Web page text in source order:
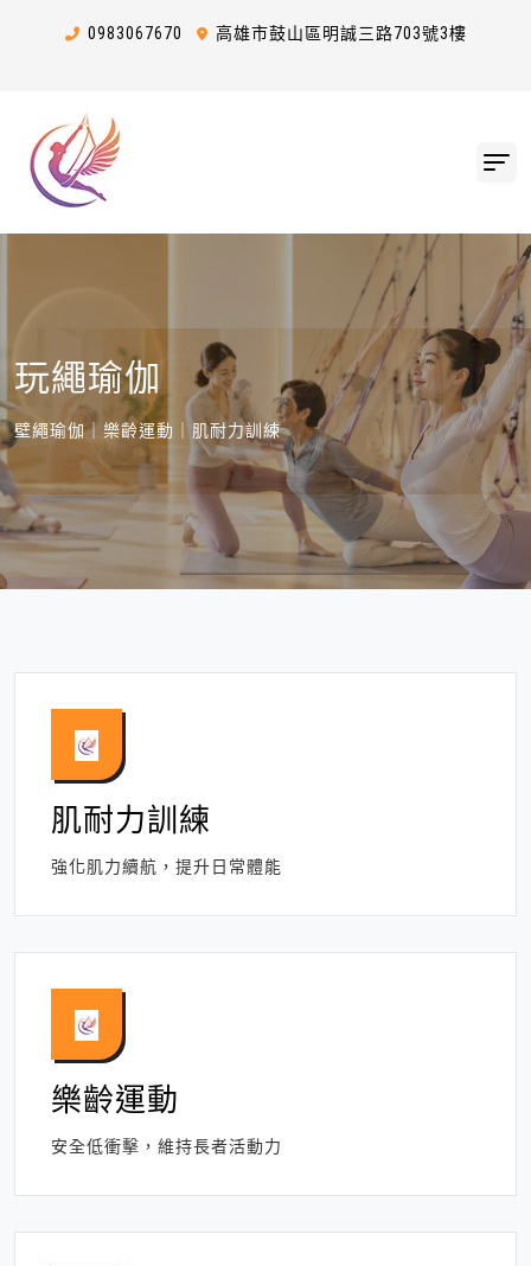
0983067670 高雄市鼓山區明誠三路703號3樓
玩繩瑜伽
壁繩瑜伽｜樂齡運動｜肌耐力訓練
樂齡運動
安全低衝擊，維持長者活動力
肌耐力訓練
強化肌力續航，提升日常體能